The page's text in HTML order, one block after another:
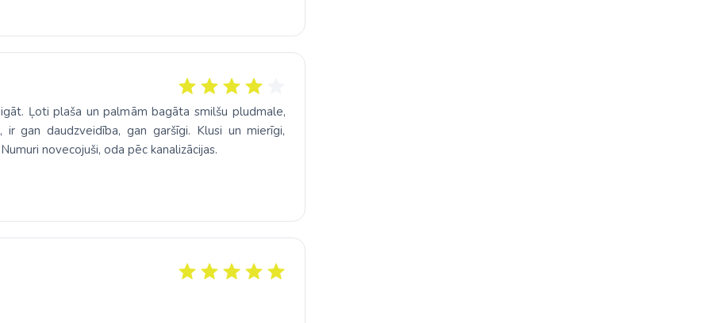
Ļoti plaša un palmām bagāta smilšu pludmale,
gan daudzveidība, gan garšīgi. Klusi un mierīgi,
novecojuši, oda pēc kanalizācijas.